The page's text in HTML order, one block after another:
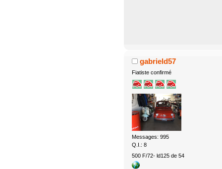
gabrield57
Fiatiste confirmé
Messages: 995
Q.I.: 8
500 F/72- ld125 de 54